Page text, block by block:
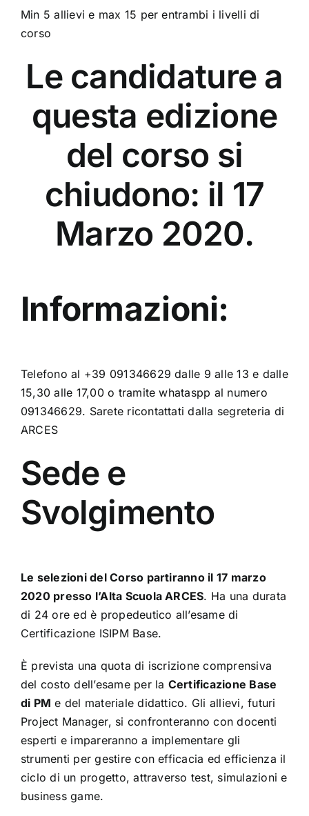
Min 5 allievi e max 15 per entrambi i livelli di
corso
Le candidature a
questa edizione
del corso si
chiudono: il 17
Marzo 2020.
Informazioni:
Telefono al +39 091346629 dalle 9 alle 13 e dalle
15,30 alle 17,00 o tramite whataspp al numero
091346629. Sarete ricontattati dalla segreteria di
ARCES
Sede e
Svolgimento
Le selezioni del Corso partiranno il 17 marzo
2020 presso l’Alta Scuola ARCES. Ha una durata
di 24 ore ed è propedeutico all’esame di
Certificazione ISIPM Base.
È prevista una quota di iscrizione comprensiva
del costo dell’esame per la Certificazione Base
di PM e del materiale didattico. Gli allievi, futuri
Project Manager, si confronteranno con docenti
esperti e impareranno a implementare gli
strumenti per gestire con efficacia ed efficienza il
ciclo di un progetto, attraverso test, simulazioni e
business game.